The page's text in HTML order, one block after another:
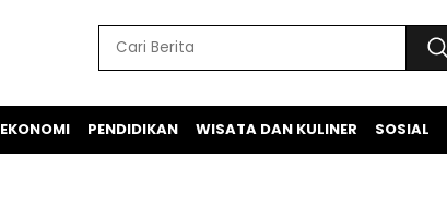
EKONOMI PENDIDIKAN WISATA DAN KULINER SOSIAL